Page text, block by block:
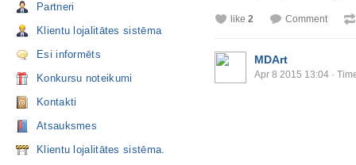
Partneri
Klientu lojalitātes sistēma
Esi informēts
Konkursu noteikumi
Kontakti
Atsauksmes
Klientu lojalitātes sistēma.
like 2 Comment
MDArt
Apr 8 2015 13:04 ·